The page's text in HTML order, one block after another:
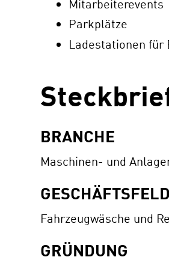
Mitarbeiterevents
Parkplätze
Ladestationen für
BRANCHE
Maschinen- und
Fahrzeugwäsche und
GRÜNDUNG